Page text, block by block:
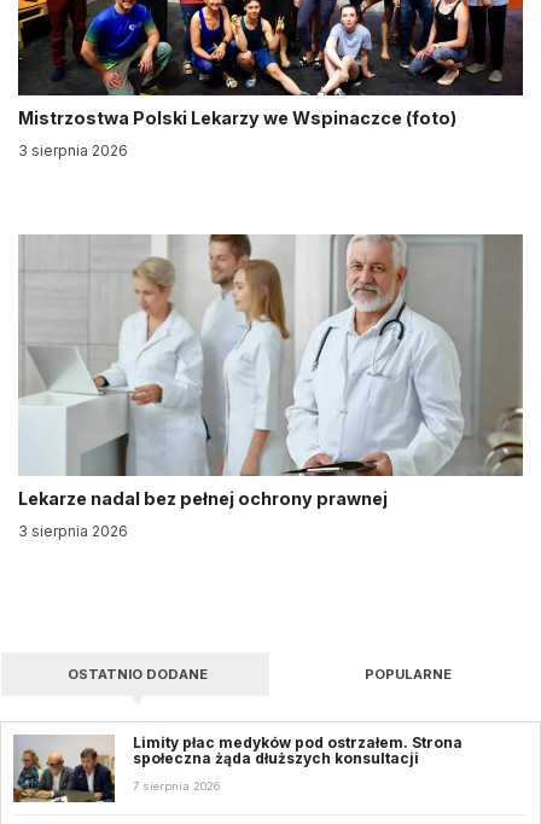
Mistrzostwa Polski Lekarzy we Wspinaczce (foto)
3 sierpnia 2026
Lekarze nadal bez pełnej ochrony prawnej
3 sierpnia 2026
OSTATNIO DODANE POPULARNE
Limity płac medyków pod ostrzałem. Strona
społeczna żąda dłuższych konsultacji
7 sierpnia 2026